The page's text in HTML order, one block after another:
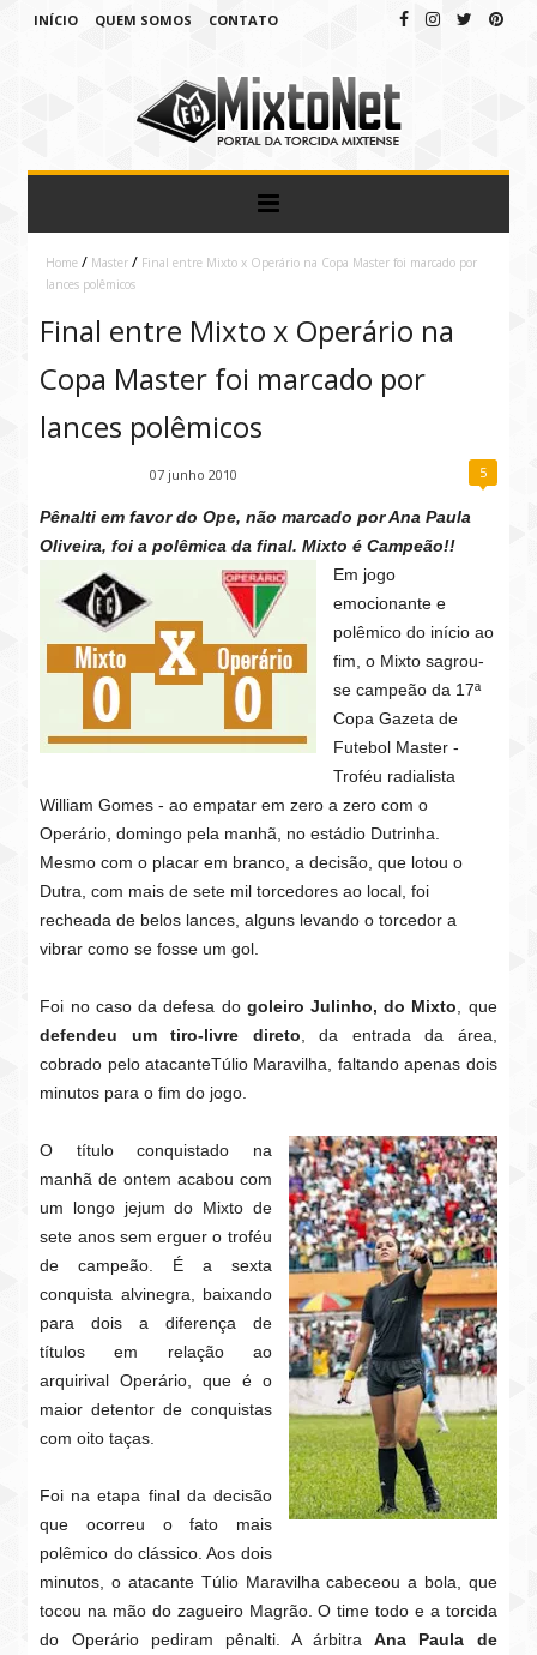
INÍCIO QUEM SOMOS CONTATO
Home / Master / Final entre Mixto x Operário na Copa Master foi marcado por
lances polêmicos
Final entre Mixto x Operário na
Copa Master foi marcado por
lances polêmicos
07 junho 2010 5
Pênalti em favor do Ope, não marcado por Ana Paula
Oliveira, foi a polêmica da final. Mixto é Campeão!!
Em jogo
emocionante e
polêmico do início ao
fim, o Mixto sagrou-
se campeão da 17ª
Copa Gazeta de
Futebol Master -
Troféu radialista
William Gomes - ao empatar em zero a zero com o
Operário, domingo pela manhã, no estádio Dutrinha.
Mesmo com o placar em branco, a decisão, que lotou o
Dutra, com mais de sete mil torcedores ao local, foi
recheada de belos lances, alguns levando o torcedor a
vibrar como se fosse um gol.
Foi no caso da defesa do goleiro Julinho, do Mixto , que
defendeu um tiro-livre direto , da entrada da área,
cobrado pelo atacanteTúlio Maravilha, faltando apenas dois
minutos para o fim do jogo.
O título conquistado na
manhã de ontem acabou com
um longo jejum do Mixto de
sete anos sem erguer o troféu
de campeão. É a sexta
conquista alvinegra, baixando
para dois a diferença de
títulos em relação ao
arquirival Operário, que é o
maior detentor de conquistas
com oito taças.
Foi na etapa final da decisão
que ocorreu o fato mais
polêmico do clássico. Aos dois
minutos, o atacante Túlio Maravilha cabeceou a bola, que
tocou na mão do zagueiro Magrão. O time todo e a torcida
do Operário pediram pênalti. A árbitraAna Paula de